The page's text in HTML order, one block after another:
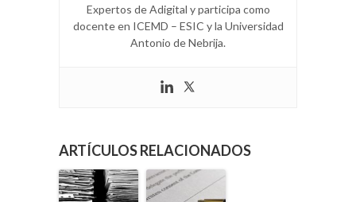
Expertos de Adigital y participa como
docente en ICEMD – ESIC y la Universidad
Antonio de Nebrija.
ARTÍCULOS RELACIONADOS